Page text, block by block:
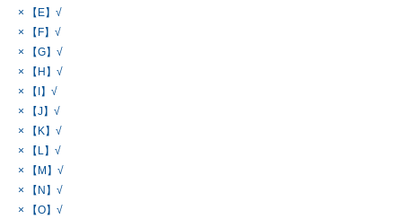
× 【E】√
× 【F】√
× 【G】√
× 【H】√
× 【I】√
× 【J】√
× 【K】√
× 【L】√
× 【M】√
× 【N】√
× 【O】√